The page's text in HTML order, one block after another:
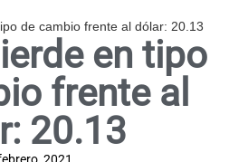
de cambio frente al dólar: 20.13
en tipo
frente al
20.13